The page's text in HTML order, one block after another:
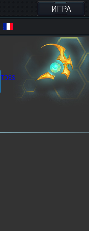
ИГРА
TOSS